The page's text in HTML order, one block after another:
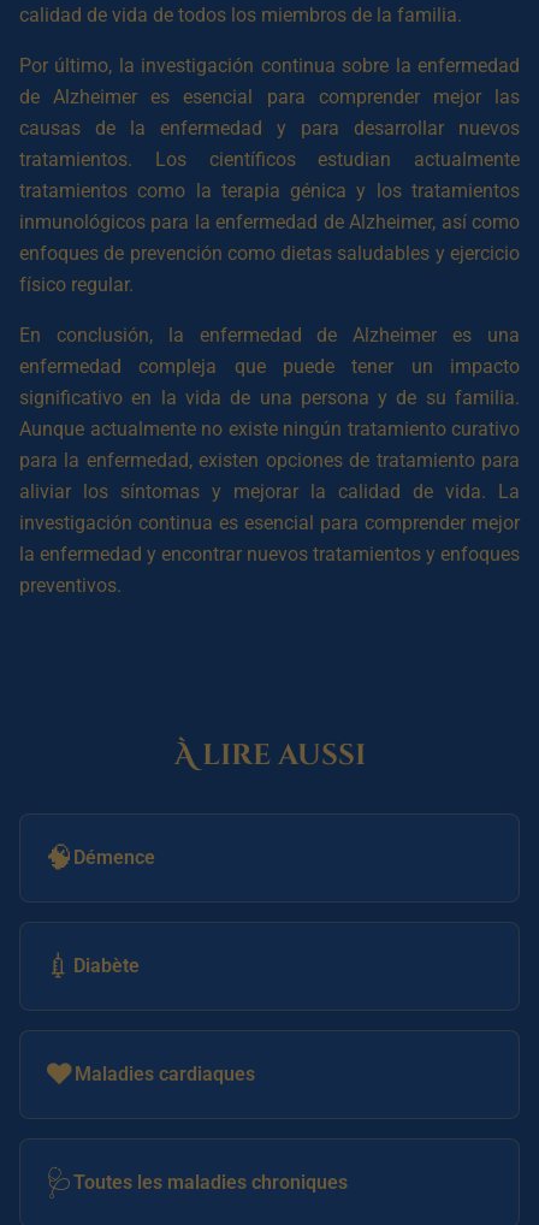
calidad de vida de todos los miembros de la familia.
Por último, la investigación continua sobre la enfermedad
de Alzheimer es esencial para comprender mejor las
causas de la enfermedad y para desarrollar nuevos
tratamientos. Los científicos estudian actualmente
tratamientos como la terapia génica y los tratamientos
inmunológicos para la enfermedad de Alzheimer, así como
enfoques de prevención como dietas saludables y ejercicio
físico regular.
En conclusión, la enfermedad de Alzheimer es una
enfermedad compleja que puede tener un impacto
significativo en la vida de una persona y de su familia.
Aunque actualmente no existe ningún tratamiento curativo
para la enfermedad, existen opciones de tratamiento para
aliviar los síntomas y mejorar la calidad de vida. La
investigación continua es esencial para comprender mejor
la enfermedad y encontrar nuevos tratamientos y enfoques
preventivos.
À lire aussi
🧠 Démence
💉 Diabète
❤️Maladies cardiaques
🩺Toutes les maladies chroniques